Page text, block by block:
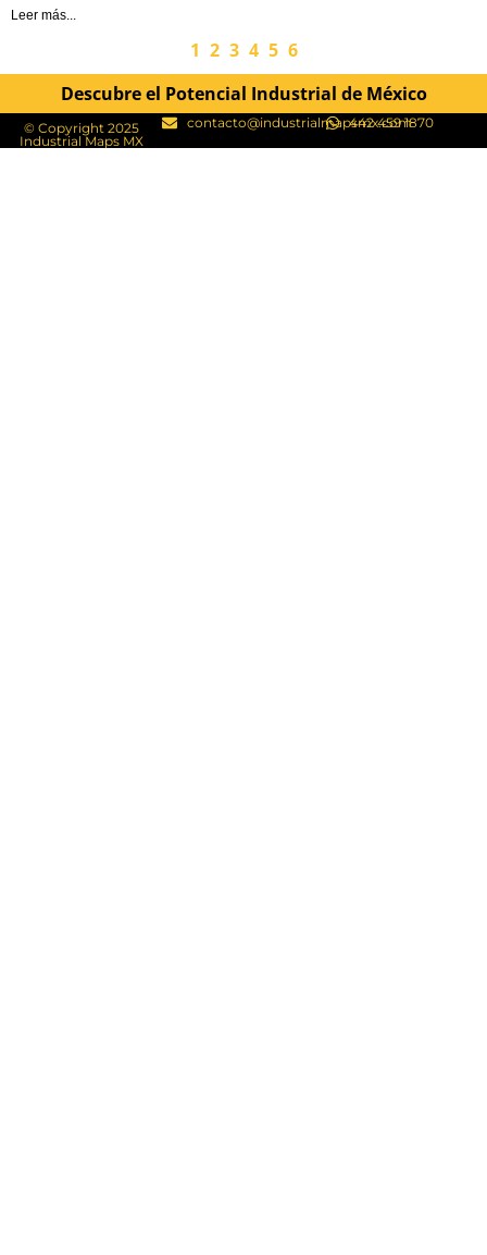
Leer más...
1 2 3 4 5 6
Descubre el Potencial Industrial de México
© Copyright 2025
Industrial Maps MX​
contacto@industrialmapsmx.com
442 459 1870